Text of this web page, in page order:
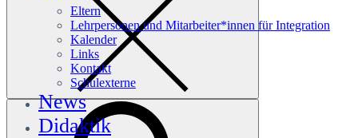
Eltern
Lehrpersonen und Mitarbeiter*innen für Integration
Kalender
Links
Kontakt
Schulexterne
News
Didaktik